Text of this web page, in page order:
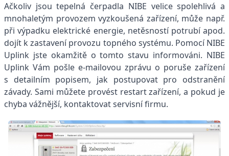
Ačkoliv jsou tepelná čerpadla NIBE velice spolehlivá a
mnohaletým provozem vyzkoušená zařízení, může např.
při výpadku elektrické energie, netěsností potrubí apod.
dojít k zastavení provozu topného systému. Pomocí NIBE
Uplink jste okamžitě o tomto stavu informováni. NIBE
Uplink Vám pošle e-mailovou zprávu o poruše zařízení
s detailním popisem, jak postupovat pro odstranění
závady. Sami můžete provést restart zařízení, a pokud je
chyba vážnější, kontaktovat servisní firmu.